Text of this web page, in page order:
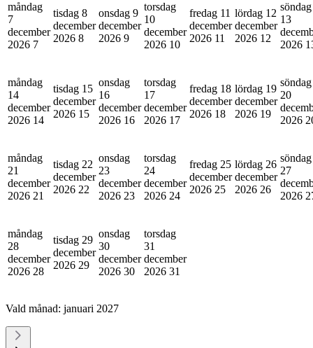
måndag
7
december
2026 7
tisdag 8
december
2026 8
onsdag 9
december
2026 9
torsdag
10
december
2026 10
fredag 11
december
2026 11
lördag 12
december
2026 12
söndag
13
2026
måndag
14
december
2026 14
tisdag 15
december
2026 15
onsdag
16
december
2026 16
torsdag
17
december
2026 17
fredag 18
december
2026 18
lördag 19
december
2026 19
söndag
20
2026
måndag
21
december
2026 21
tisdag 22
december
2026 22
onsdag
23
december
2026 23
torsdag
24
december
2026 24
fredag 25
december
2026 25
lördag 26
december
2026 26
söndag
27
2026
måndag
28
december
2026 28
tisdag 29
december
2026 29
onsdag
30
december
2026 30
torsdag
31
december
2026 31
Vald månad: januari 2027